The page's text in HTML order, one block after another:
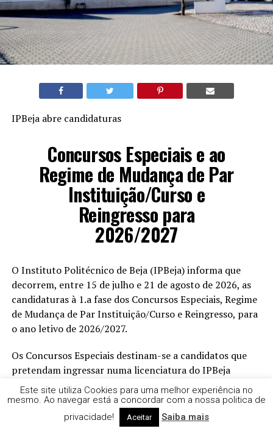
IPBeja abre candidaturas
Concursos Especiais e ao
Regime de Mudança de Par
Instituição/Curso e
Reingresso para
2026/2027
O Instituto Politécnico de Beja (IPBeja) informa que
decorrem, entre 15 de julho e 21 de agosto de 2026, as
candidaturas à 1.a fase dos Concursos Especiais, Regime
de Mudança de Par Instituição/Curso e Reingresso, para
o ano letivo de 2026/2027.
Os Concursos Especiais destinam-se a candidatos que
pretendam ingressar numa licenciatura do IPBeja
através de uma das seguintes modalidades:
• Maiores de 23 anos;
• Titulares de um Diploma de Especialização
Este site utiliza Cookies para uma melhor experiência no
mesmo. Ao navegar está a concordar com a nossa politica de
privacidade!
Aceitar Saiba mais